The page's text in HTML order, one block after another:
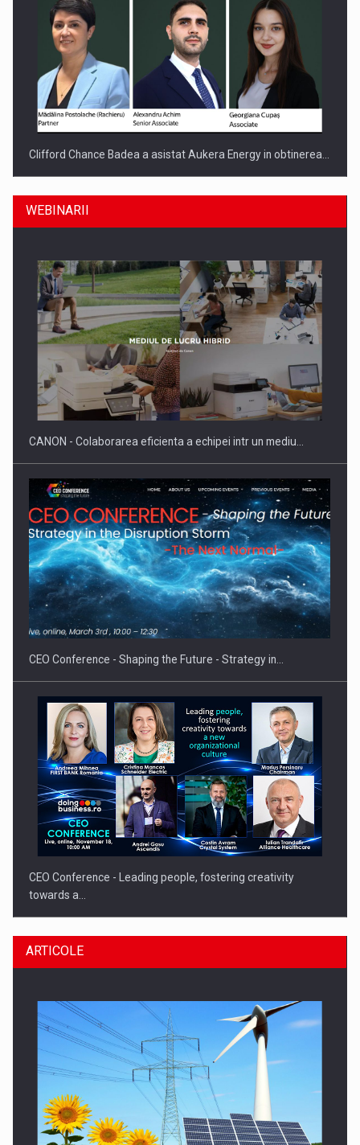
Clifford Chance Badea a asistat Aukera Energy in obtinerea…
SAPTE PERSONALITATI DIN MEDIUL DE AFACERI, ACADEMIC
SI INSTITUTIONAL…
Hard Enduro Piatra Craiului 2026, fueled by benzinariile RO…
WEBINARII
CANON - Colaborarea eficienta a echipei intr un mediu…
CEO Conference - Shaping the Future - Strategy in…
CEO Conference - Leading people, fostering creativity
towards a…
CEO Conference - Shaping The Future - Technology and…
ARTICOLE